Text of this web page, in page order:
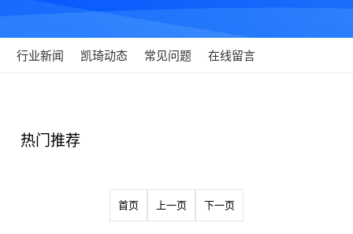
行业新闻 凯琦动态 常见问题 在线留言
热门推荐
首页 上一页 下一页